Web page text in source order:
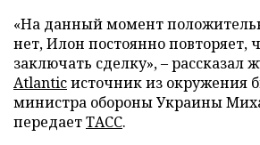
«На данный момент
нет, Илон постоянно повторяет,
заключать сделку», – рассказал
Atlanticисточник из окружения
министра обороны Украины
передаетТАСС.